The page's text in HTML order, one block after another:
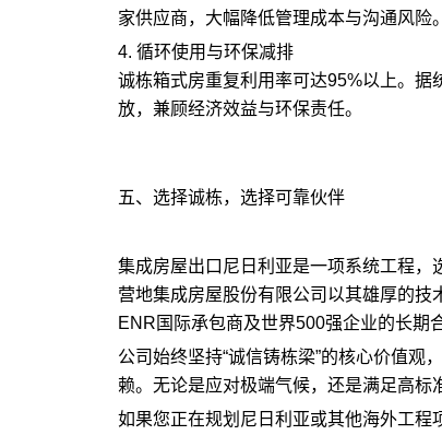
家供应商，大幅降低管理成本与沟通风险。
4. 循环使用与环保减排
诚栋箱式房重复利用率可达95%以上。
放，兼顾经济效益与环保责任。
五、选择诚栋，选择可靠伙伴
集成房屋出口尼日利亚是一项系统工程
营地集成房屋股份有限公司以其雄厚的技
ENR国际承包商及世界500强企业的长期
公司始终坚持“诚信铸栋梁”的核心价值观
赖。无论是应对极端气候，还是满足高标
如果您正在规划尼日利亚或其他海外工程